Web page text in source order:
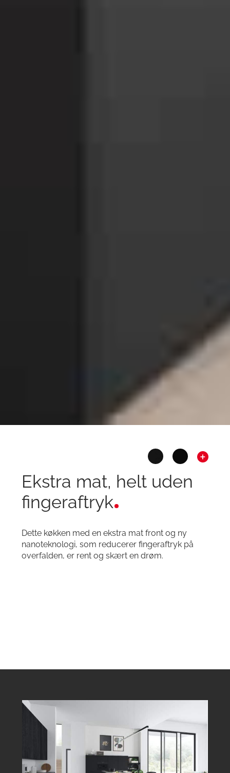
Ekstra mat, helt uden
fingeraftryk
Dette køkken med en ekstra mat front og ny
nanoteknologi, som reducerer fingeraftryk på
overfalden, er rent og skært en drøm.